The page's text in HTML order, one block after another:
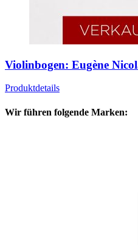
Violinbogen: Eugène
Produktdetails
Wir führen folgende Marken: